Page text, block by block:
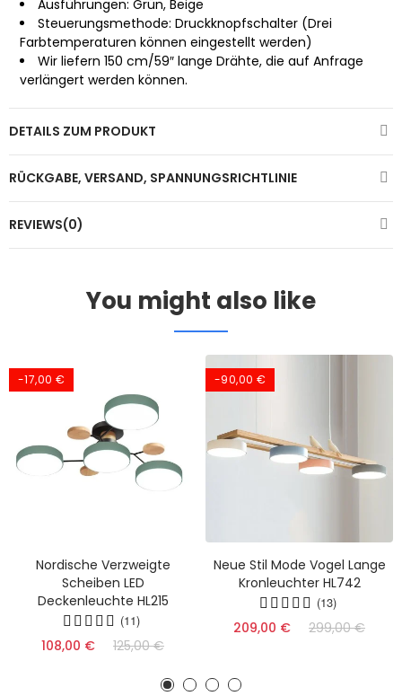
Ausführungen: Grün, Beige
Steuerungsmethode: Druckknopfschalter (Drei
Farbtemperaturen können eingestellt werden)
Wir liefern 150 cm/59″ lange Drähte, die auf Anfrage
verlängert werden können.
DETAILS ZUM PRODUKT
RÜCKGABE, VERSAND, SPANNUNGSRICHTLINIE
REVIEWS(0)
You might also like
-17,00 €
Nordische Verzweigte
Scheiben LED
Deckenleuchte HL215
(11)
108,00 € 125,00 €
-90,00 €
Neue Stil Mode Vogel Lange
Kronleuchter HL742
(13)
209,00 € 299,00 €